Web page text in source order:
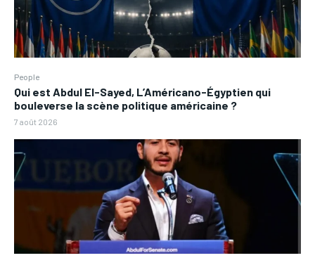
People
Qui est Abdul El-Sayed, L’Américano-Égyptien qui
bouleverse la scène politique américaine ?
7 août 2026